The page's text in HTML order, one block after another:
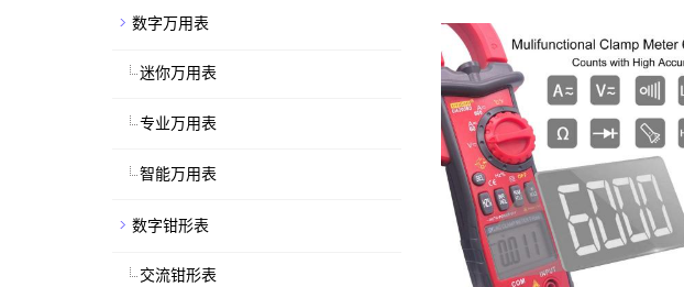
数字万用表
迷你万用表
专业万用表
智能万用表
数字钳形表
交流钳形表